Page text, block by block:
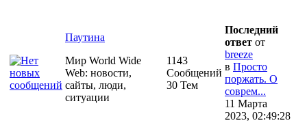
Паутина
Мир World Wide
Web: новости,
сайты, люди,
ситуации
1143
Сообщений
30 Тем
Последний
ответ от
breeze
в Просто
поржать. О
соврем...
11 Марта
2023, 02:49:28